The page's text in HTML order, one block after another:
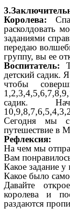
Королева:
расколдовать
заданиями
передаю
группу, вы ее
Воспитатель:
детский садик.
чтобы
садик.
Сегодня мы с
путешествие в
Рефлексия:
На чем мы
Вам
Какое задание
Какое было
Давайте
королева и
раздаются